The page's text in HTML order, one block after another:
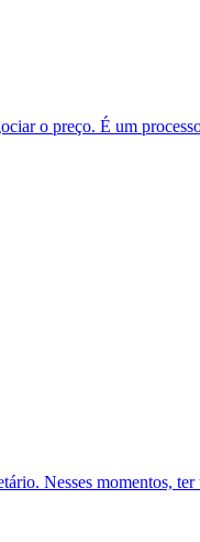
o preço. É um
Nesses momentos,